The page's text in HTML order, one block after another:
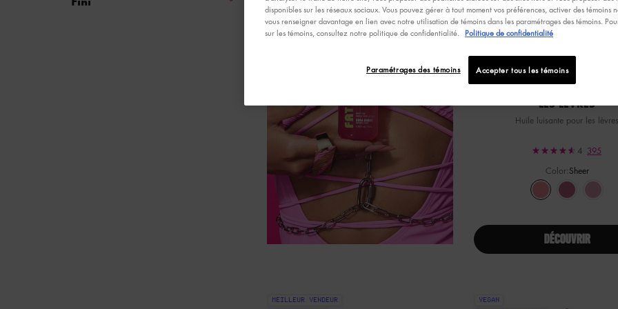
LES LÈVRES
Huile luisante pour les lèvres
4 395
Color:Sheer
Selected
Sheer color for
Selected
Sheer Berry
Selected
DÉCOUVRIR
Selected
A La
MEILLEUR VENDEUR VEGAN
disponibles sur les réseaux sociaux. Vous pouvez gérer à tout moment vos préférences, activer des témoins
vous renseigner davantage en lien avec notre utilisation de témoins dans les paramétrages des témoins.
sur les témoins, consultez notre politique de confidentialité.
Politique de confidentialité
Accepter tous les témoins
Paramétrages des témoins